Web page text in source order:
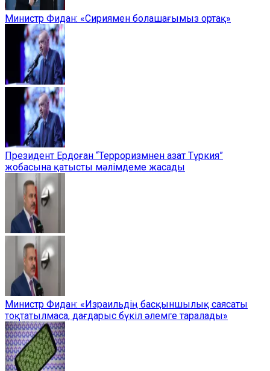
Министр Фидан: «Сириямен болашағымыз ортақ»
Президент Ердоған “Терроризмнен азат Түркия”
жобасына қатысты мәлімдеме жасады
Министр Фидан: «Израильдің басқыншылық саясаты
тоқтатылмаса, дағдарыс бүкіл әлемге таралады»